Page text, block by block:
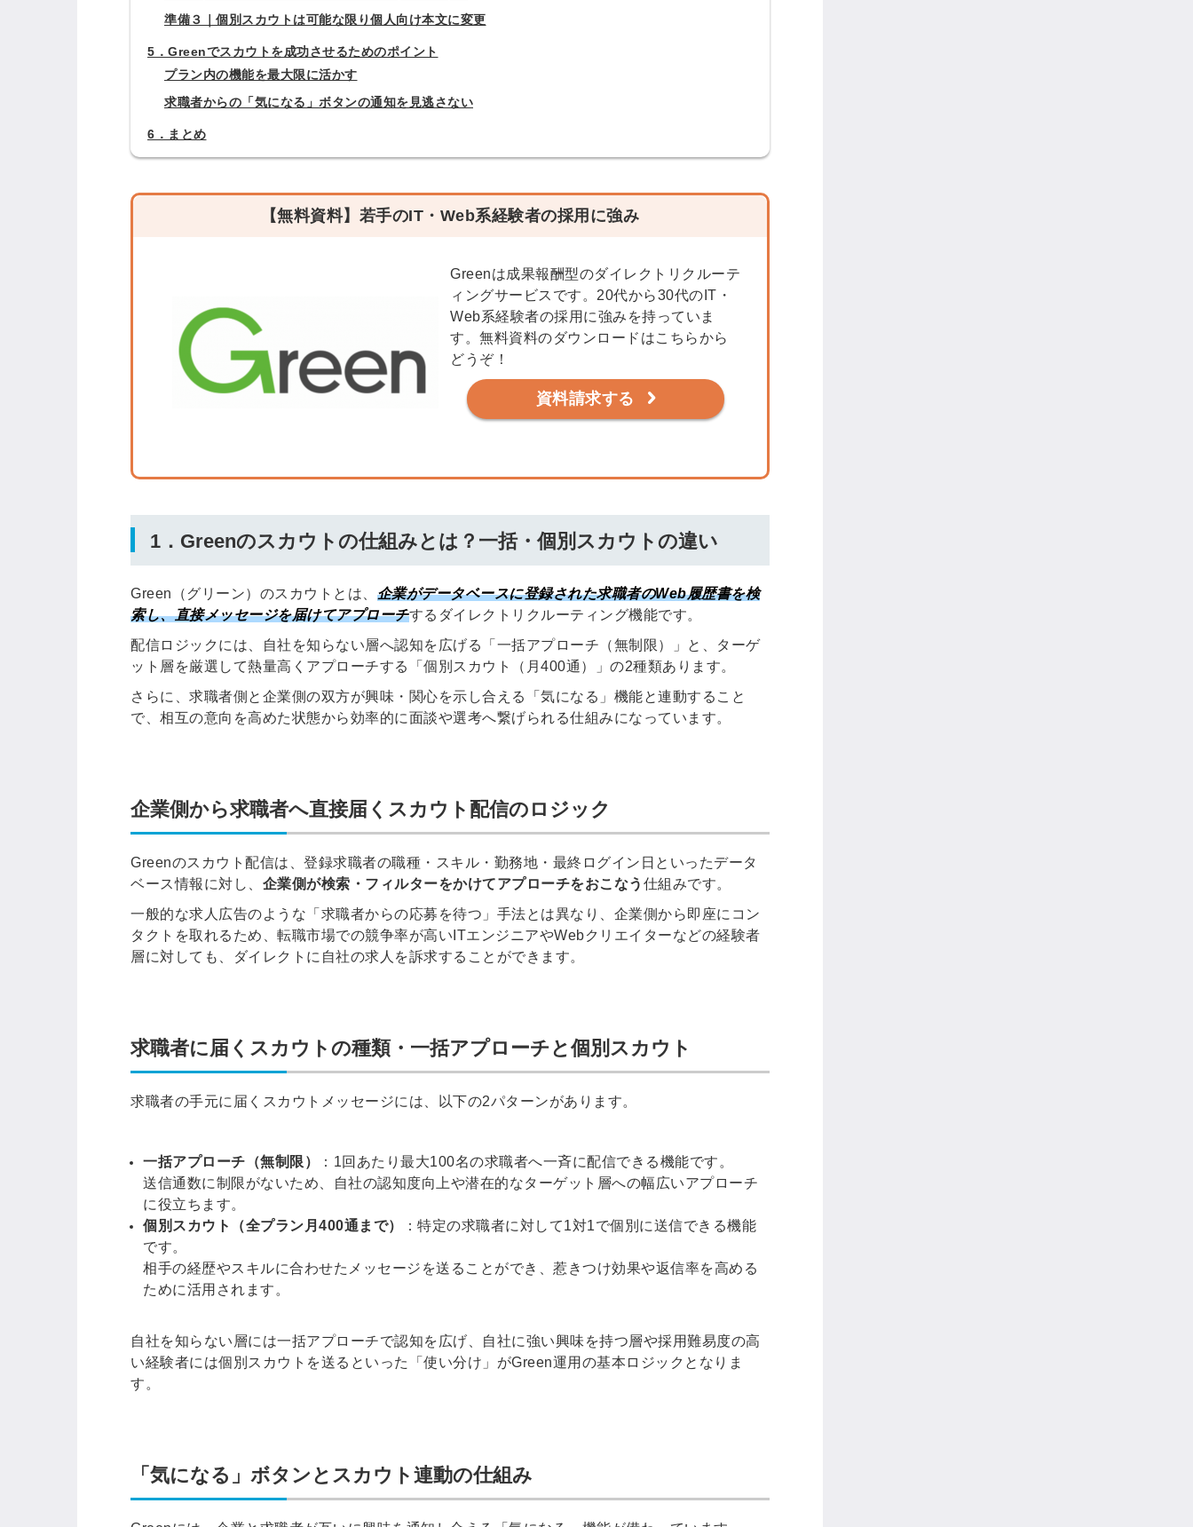
準備３｜個別スカウトは可能な限り個人向け本文に変更
5．Greenでスカウトを成功させるためのポイント
プラン内の機能を最大限に活かす
求職者からの「気になる」ボタンの通知を見逃さない
6．まとめ
【無料資料】若手のIT・ Web系経験者の採用に強み
Greenは成果報酬型のダイレクトリクルーテ
ィングサービスです。20代から30代のIT・
Web系経験者の採用に強みを持っていま
す。無料資料のダウンロードはこちらから
どうぞ！
資料請求する
1．Greenのスカウトの仕組みとは？一括・個別スカウトの違い
Green（グリーン）のスカウトとは、 企業がデータベースに登録された求職者のWeb履歴書を検
索し、直接メッセージを届けてアプローチするダイレクトリクルーティング機能です。
配信ロジックには、自社を知らない層へ認知を広げる「一括アプローチ（無制限）」と、ターゲ
ット層を厳選して熱量高くアプローチする「個別スカウト（月400通）」の2種類あります。
さらに、求職者側と企業側の双方が興味・関心を示し合える「気になる」機能と連動すること
で、相互の意向を高めた状態から効率的に面談や選考へ繋げられる仕組みになっています。
企業側から求職者へ直接届くスカウト配信のロジック
Greenのスカウト配信は、登録求職者の職種・スキル・勤務地・最終ログイン日といったデータ
ベース情報に対し、 企業側が検索・フィルターをかけてアプローチをおこなう 仕組みです。
一般的な求人広告のような「求職者からの応募を待つ」手法とは異なり、企業側から即座にコン
タクトを取れるため、転職市場での競争率が高いITエンジニアやWebクリエイターなどの経験者
層に対しても、ダイレクトに自社の求人を訴求することができます。
求職者に届くスカウトの種類・一括アプローチと個別スカウト
求職者の手元に届くスカウトメッセージには、以下の2パターンがあります。
一括アプローチ（無制限）
：1回あたり最大100名の求職者へ一斉に配信できる機能です。
送信通数に制限がないため、自社の認知度向上や潜在的なターゲット層への幅広いアプローチ
に役立ちます。
個別スカウト（全プラン月400通まで）
：特定の求職者に対して1対1で個別に送信できる機能
です。
相手の経歴やスキルに合わせたメッセージを送ることができ、惹きつけ効果や返信率を高める
ために活用されます。
自社を知らない層には一括アプローチで認知を広げ、自社に強い興味を持つ層や採用難易度の高
い経験者には個別スカウトを送るといった「使い分け」がGreen運用の基本ロジックとなりま
す。
「気になる」ボタンとスカウト連動の仕組み
ログイン
全てのコンテンツをご利用す
るにはログインが必要です。
メールアドレス
ログイン
する
他サービスIDでログイン
みんなの採用部があなたの許可
なく投稿することはありません
メールアドレス
利用規約と個人情報
の取り扱いについて
登
録
す
る
みんなの採用部があ
なたの許可なく投稿
することはありませ
ん
ノウハウ資料
が届く
採用にまつわ
レポートが届
く
などを取材し
たインタビュ
ー記事が読め
る
「自社の採用をよ
り良くしたい！」
という経営者や採
用担当者様のお役
に立てる情報を発